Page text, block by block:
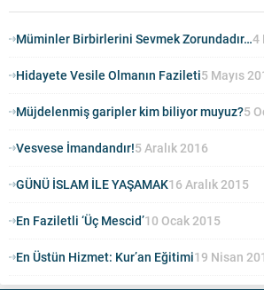
Müminler Birbirlerini Sevmek Zorundadır…4
Hidayete Vesile Olmanın Fazileti5 Mayıs
Müjdelenmiş garipler kim biliyor muyuz?5
Vesvese İmandandır!5 Aralık 2016
GÜNÜ İSLAM İLE YAŞAMAK16 Aralık 2015
En Faziletli ‘Üç Mescid’10 Ocak 2015
En Üstün Hizmet: Kur’an Eğitimi19 Nisan